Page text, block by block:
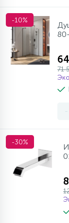
-10%
71
-
-30%